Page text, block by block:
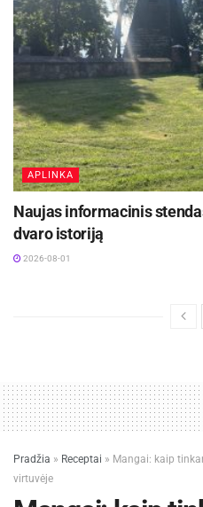
APLINKA
Naujas informacinis
dvaro istoriją
2026-08-01
Pradžia » Receptai » Mangai: kaip
virtuvėje